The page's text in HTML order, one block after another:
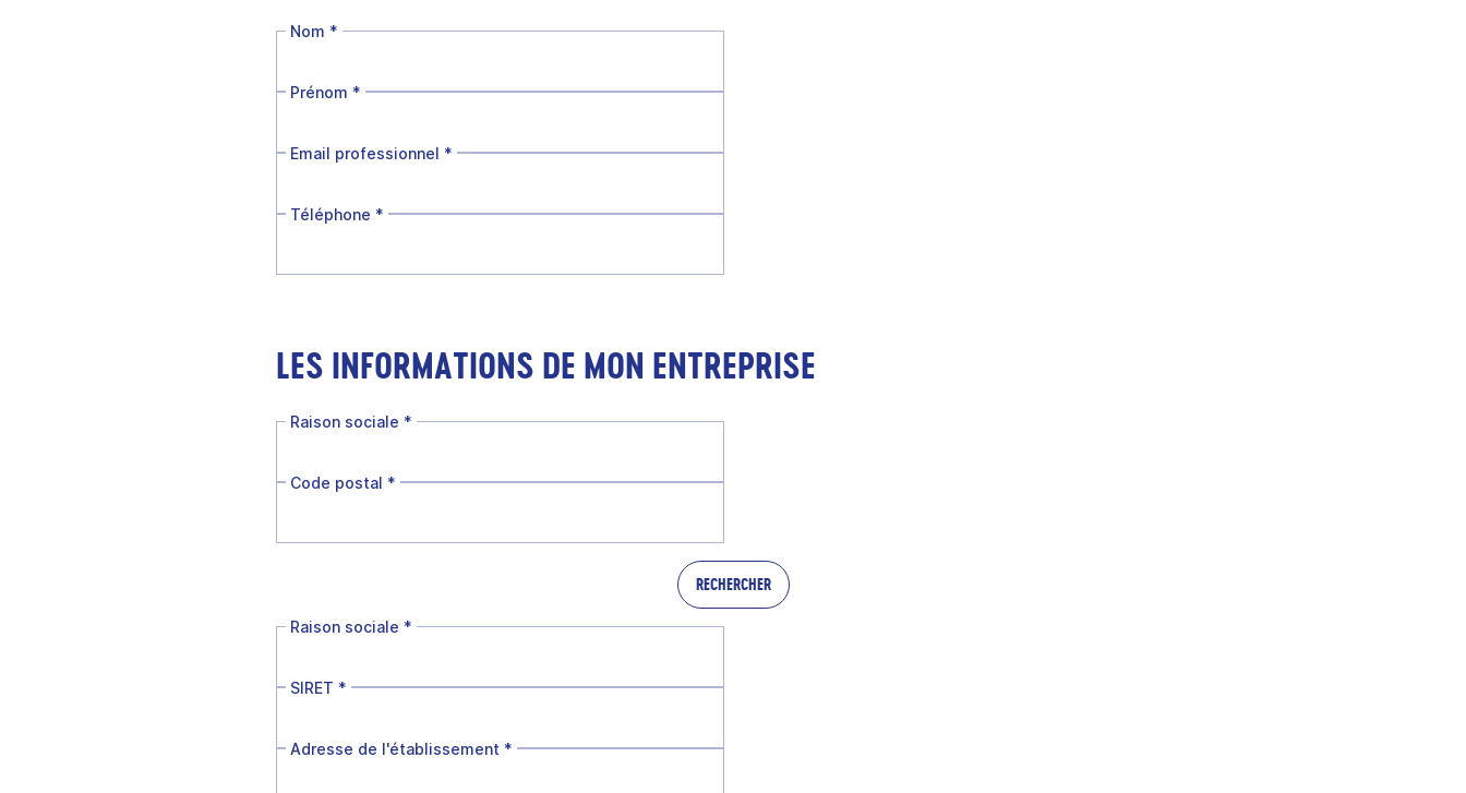
Nom *
Prénom *
Email professionnel *
Téléphone *
LES INFORMATIONS DE MON ENTREPRISE
Raison sociale *
Code postal *
RECHERCHER
Raison sociale *
SIRET *
Adresse de l'établissement *